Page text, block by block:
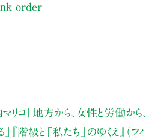
order
リコ「地方から、女性と労働から、
『階級と「私たち」のゆくえ』（フィ